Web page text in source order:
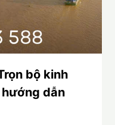
bộ kinh
dẫn